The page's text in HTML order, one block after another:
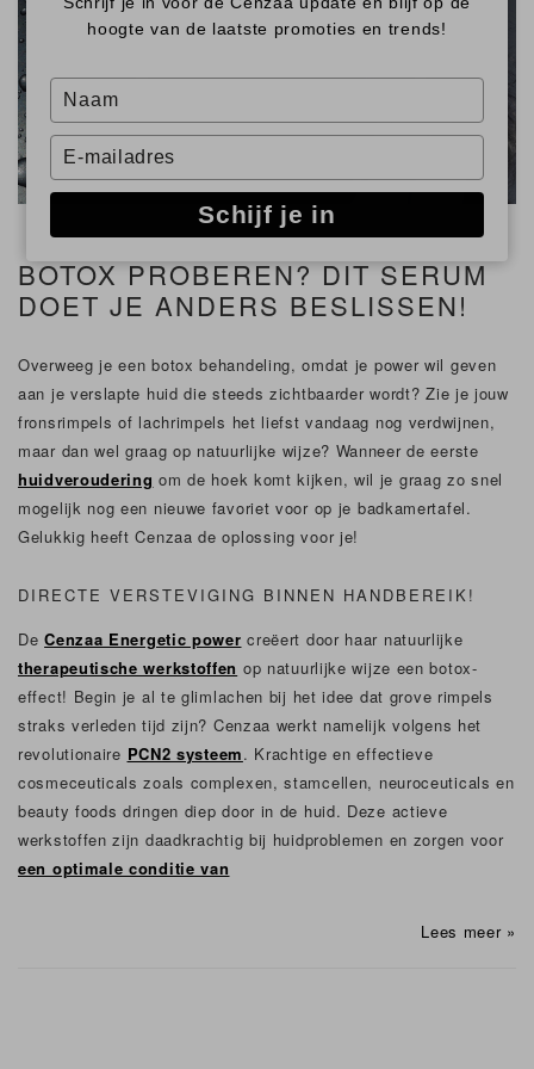
BOTOX PROBEREN? DIT SERUM
DOET JE ANDERS BESLISSEN!
Overweeg je een botox behandeling, omdat je power wil geven
aan je verslapte huid die steeds zichtbaarder wordt? Zie je jouw
fronsrimpels of lachrimpels het liefst vandaag nog verdwijnen,
maar dan wel graag op natuurlijke wijze? Wanneer de eerste
huidveroudering om de hoek komt kijken, wil je graag zo snel
mogelijk nog een nieuwe favoriet voor op je badkamertafel.
Gelukkig heeft Cenzaa de oplossing voor je!
DIRECTE VERSTEVIGING BINNEN HANDBEREIK!
DeCenzaa Energetic power creëert door haar natuurlijke
therapeutische werkstoffen op natuurlijke wijze een botox-
effect! Begin je al te glimlachen bij het idee dat grove rimpels
straks verleden tijd zijn? Cenzaa werkt namelijk volgens het
revolutionaire PCN2 systeem. Krachtige en effectieve
cosmeceuticals zoals complexen, stamcellen, neuroceuticals en
beauty foods dringen diep door in de huid. Deze actieve
werkstoffen zijn daadkrachtig bij huidproblemen en zorgen voor
een optimale conditie van
Lees meer »
hoogte van de laatste promoties en trends!
Type
your
name
Type
your
email
Schijf je in